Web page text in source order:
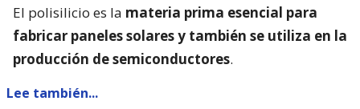
El polisilicio es la materia prima esencial para
fabricar paneles solares y también se utiliza en la
producción de semiconductores.
Lee también...